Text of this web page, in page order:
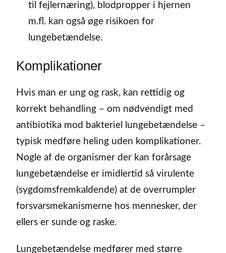
til fejlernæring), blodpropper i hjernen
m.fl. kan også øge risikoen for
lungebetændelse.
Komplikationer
Hvis man er ung og rask, kan rettidig og
korrekt behandling – om nødvendigt med
antibiotika mod bakteriel lungebetændelse –
typisk medføre heling uden komplikationer.
Nogle af de organismer der kan forårsage
lungebetændelse er imidlertid så virulente
(sygdomsfremkaldende) at de overrumpler
forsvarsmekanismerne hos mennesker, der
ellers er sunde og raske.
Lungebetændelse medfører med større